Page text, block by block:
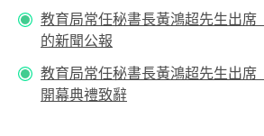
教育局常任秘書長黃鴻超先生出席
的新聞公報
教育局常任秘書長黃鴻超先生出席
開幕典禮致辭